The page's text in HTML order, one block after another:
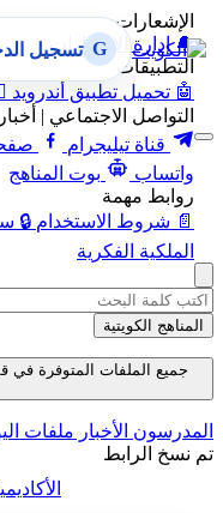
الإشعارات
🔔 إدارة الإشعارات
التطبيقات
🤖 تحميل تطبيق أندرويد 
التواصل الاجتماعي | أخبار
قناة تيليجرام
واتساب
بوت المناهج
روابط مهمة
📄 شروط الاستخدام 🔒
الملكية الفكرية
G تسجيل
المناهج الكويتية
المدرسون الأخبار ملفات
تم نسخ الرابط